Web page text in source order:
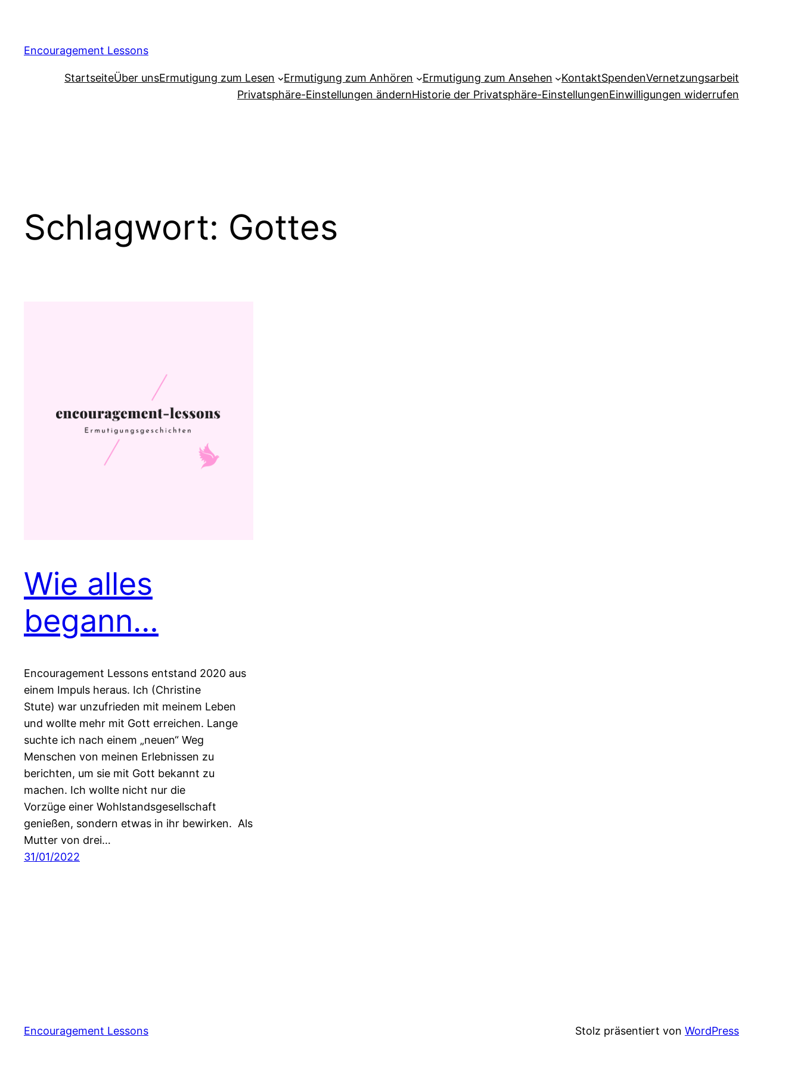
Encouragement Lessons
StartseiteÜber unsErmutigung zum Lesen Ermutigung zum Anhören Ermutigung zum Ansehen KontaktSpendenVernetzungsarbeit
Privatsphäre-Einstellungen ändernHistorie der Privatsphäre-EinstellungenEinwilligungen widerrufen
Schlagwort: Gottes
Wie alles
begann…
Encouragement Lessons entstand 2020 aus
einem Impuls heraus. Ich (Christine
Stute) war unzufrieden mit meinem Leben
und wollte mehr mit Gott erreichen. Lange
suchte ich nach einem „neuen“ Weg
Menschen von meinen Erlebnissen zu
berichten, um sie mit Gott bekannt zu
machen. Ich wollte nicht nur die
Vorzüge einer Wohlstandsgesellschaft
genießen, sondern etwas in ihr bewirken. Als
Mutter von drei…
31/01/2022
Encouragement Lessons Stolz präsentiert von WordPress